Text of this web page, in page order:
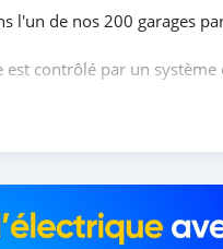
l'un de nos 200 garages
contrôlé par un
agréés de la marque ou
nous la faisons